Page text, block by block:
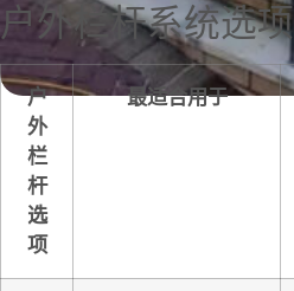
户外栏杆系统选项
户
外
栏
杆
选
项
最适合用于